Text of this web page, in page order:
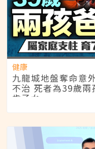
健康
九龍城地盤奪命意
不治 死者為39歲
歲子女